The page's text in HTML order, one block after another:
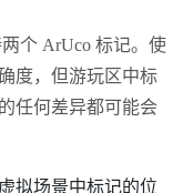
个 ArUco标记。使
度，但游玩区中标
任何差异都可能会
拟场景中标记的位